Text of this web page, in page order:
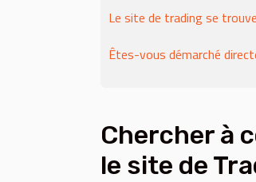
Le site de trading se
Êtes-vous démarché
Chercher à
le site de